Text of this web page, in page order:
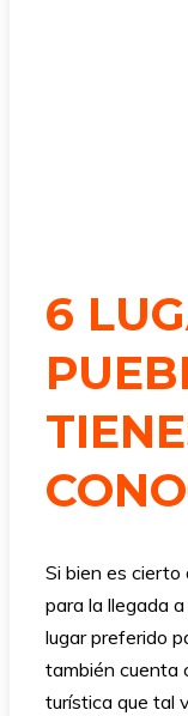
6
Si bien es cierto
para la llegada
lugar preferido
también cuenta
turística que tal